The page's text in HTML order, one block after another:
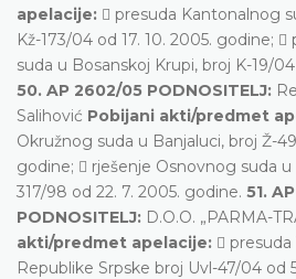
apelacije:  presuda Kantonalnog
Kž-173/04 od 17. 10. 2005. godine;
suda u Bosanskoj Krupi, broj K-19/
50. AP 2602/05 PODNOSITELJ:
Salihović Pobijani akti/predmet
Okružnog suda u Banjaluci, broj Ž-
godine;  rješenje Osnovnog suda u
317/98 od 22. 7. 2005. godine. 51.
PODNOSITELJ: D.O.O. „PARMA-
akti/predmet apelacije: 
Republike Srpske broj Uvl-47/04 od